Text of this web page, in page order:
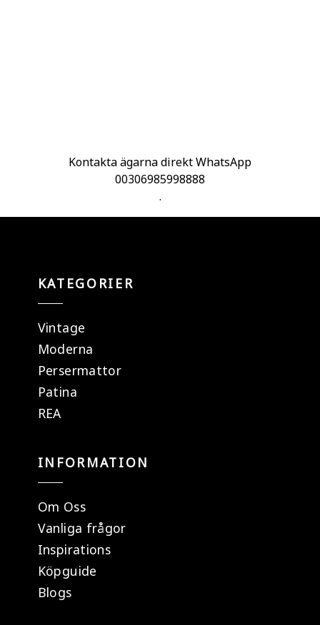
Kontakta ägarna direkt WhatsApp
00306985998888
.
KATEGORIER
Vintage
Moderna
Persermattor
Patina
REA
INFORMATION
Om Oss
Vanliga frågor
Inspirations
Köpguide
Blogs